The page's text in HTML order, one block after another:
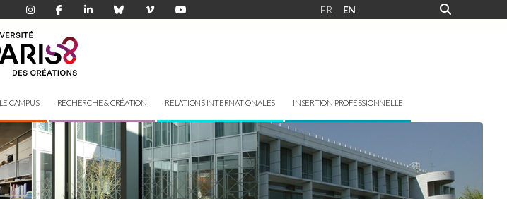
FR EN
CAMPUS RECHERCHE & CRÉATION RELATIONS INTERNATIONALES INSERTION PROFESSIONNELLE